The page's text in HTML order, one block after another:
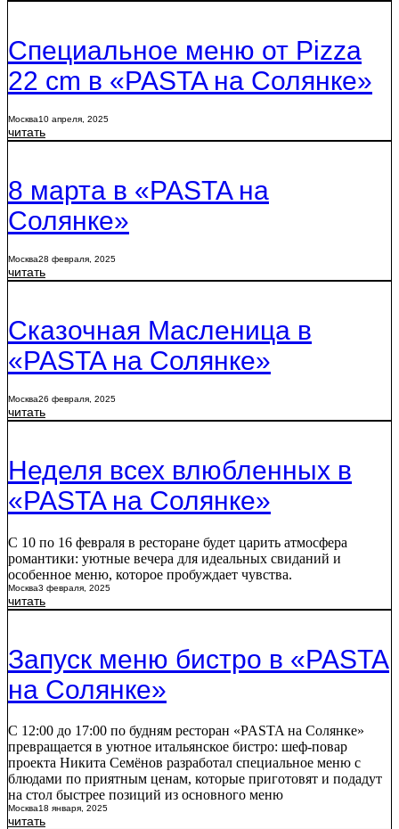
Специальное меню от Pizza
22 cm в «PASTA на Солянке»
Москва10 апреля, 2025
читать
8 марта в «PASTA на
Солянке»
Москва28 февраля, 2025
читать
Сказочная Масленица в
«PASTA на Солянке»
Москва26 февраля, 2025
читать
Неделя всех влюбленных в
«PASTA на Солянке»
С 10 по 16 февраля в ресторане будет царить атмосфера
романтики: уютные вечера для идеальных свиданий и
особенное меню, которое пробуждает чувства.
Москва3 февраля, 2025
читать
Запуск меню бистро в «PASTA
на Солянке»
С 12:00 до 17:00 по будням ресторан «PASTA на Солянке»
превращается в уютное итальянское бистро: шеф-повар
проекта Никита Семёнов разработал специальное меню с
блюдами по приятным ценам, которые приготовят и подадут
на стол быстрее позиций из основного меню
Москва18 января, 2025
читать